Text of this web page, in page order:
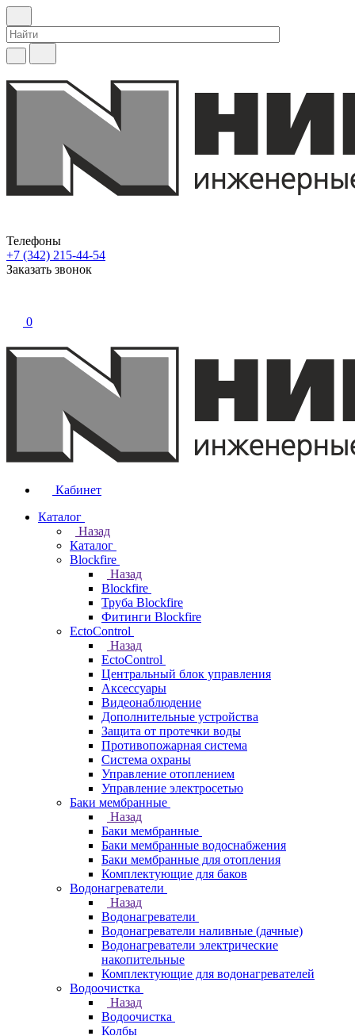
Телефоны
+7 (342) 215-44-54
Заказать звонок
0
Кабинет
Каталог
Назад
Каталог
Blockfire
Назад
Blockfire
Труба Blockfire
Фитинги Blockfire
EctoControl
Назад
EctoControl
Центральный блок управления
Аксессуары
Видеонаблюдение
Дополнительные устройства
Защита от протечки воды
Противопожарная система
Система охраны
Управление отоплением
Управление электросетью
Баки мембранные
Назад
Баки мембранные
Баки мембранные водоснабжения
Баки мембранные для отопления
Комплектующие для баков
Водонагреватели
Назад
Водонагреватели
Водонагреватели наливные (дачные)
Водонагреватели электрические
накопительные
Комплектующие для водонагревателей
Водоочистка
Назад
Водоочистка
Колбы